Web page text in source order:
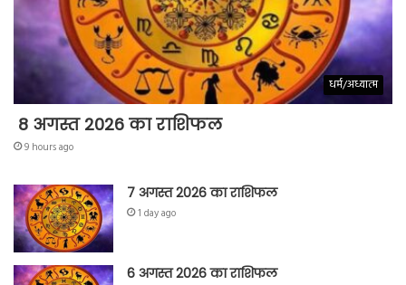
धर्म/अध्यात्म
8 अगस्त 2026 का राशिफल
9 hours ago
7 अगस्त 2026 का राशिफल
1 day ago
6 अगस्त 2026 का राशिफल